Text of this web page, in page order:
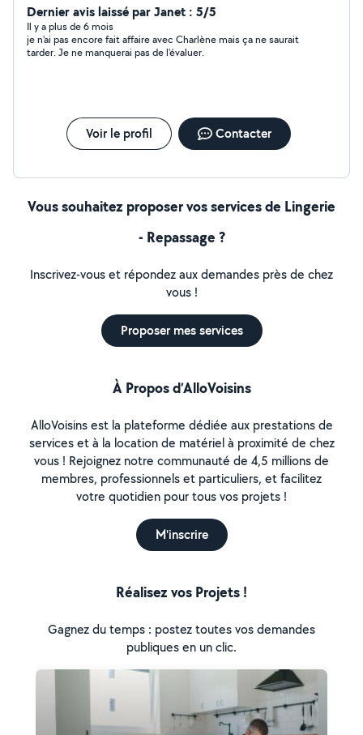
Dernier avis laissé par Janet : 5/5
Il y a plus de 6 mois
je n'ai pas encore fait affaire avec Charlène mais ça ne saurait
tarder. Je ne manquerai pas de l'évaluer.
Voir le profil Contacter
Vous souhaitez proposer vos services de Lingerie
- Repassage ?
Inscrivez-vous et répondez aux demandes près de chez
vous !
Proposer mes services
À Propos d’AlloVoisins
AlloVoisins est la plateforme dédiée aux prestations de
services et à la location de matériel à proximité de chez
vous ! Rejoignez notre communauté de 4,5 millions de
membres, professionnels et particuliers, et facilitez
votre quotidien pour tous vos projets !
M'inscrire
Réalisez vos Projets !
Gagnez du temps : postez toutes vos demandes
publiques en un clic.